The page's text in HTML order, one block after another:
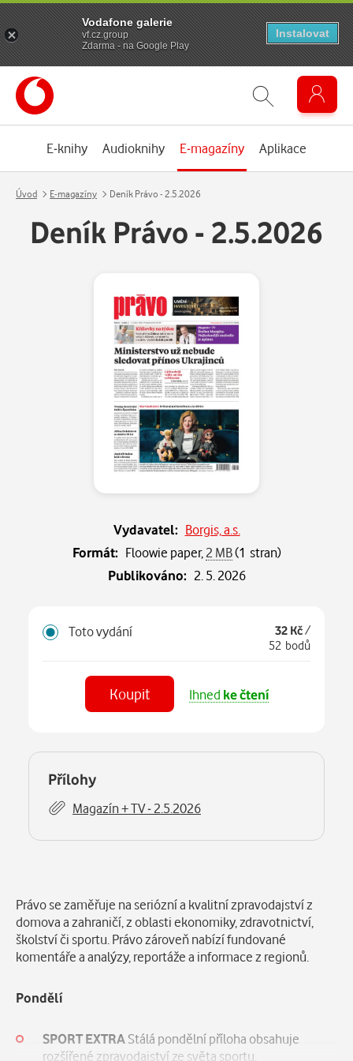
E-knihy Audioknihy E-magazíny Aplikace
Úvod E-magazíny Deník Právo - 2.5.2026
Deník Právo - 2.5.2026
Vydavatel: Borgis, a.s.
Formát: Floowie paper, 2 MB(1 stran)
Publikováno: 2. 5. 2026
Toto vydání 32 Kč/
52 bodů
Koupit Ihned ke čtení
Čístna webu
Deník Právo Střední Čechy - 2.5.2026
Číst
Deník Právo Jižní Čechy - 2.5.2026
Čístna webu
Číst
v aplikaci
Přílohy
Magazín + TV - 2.5.2026
Právo se zaměřuje na seriózní a kvalitní zpravodajství z
domova a zahraničí, z oblasti ekonomiky, zdravotnictví,
školství či sportu. Právo zároveň nabízí fundované
komentáře a analýzy, reportáže a informace z regionů.
Pondělí
SPORT EXTRAStálá pondělní příloha obsahuje
rozšířené zpravodajství ze světa sportu.
Vodafone galerie
vf.cz.group
Zdarma - na Google Play
Instalovat